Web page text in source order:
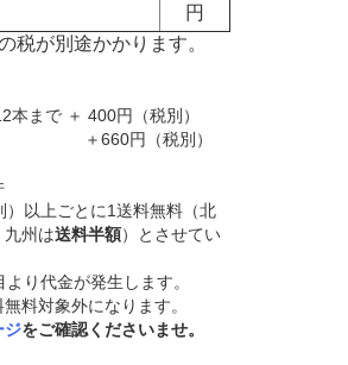
円
税が別途かかります。
まで ＋ 400円（税別）
＋660円（税別）
以上ごとに1送料無料（北
州は送料半額）とさせてい
り代金が発生します。
料対象外になります。
ジをご確認くださいませ。